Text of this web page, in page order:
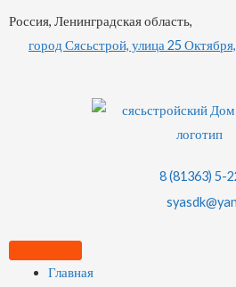
Россия, Ленинградская область,
город Сясьстрой, улица 25
8 (81363) 5-
Главная